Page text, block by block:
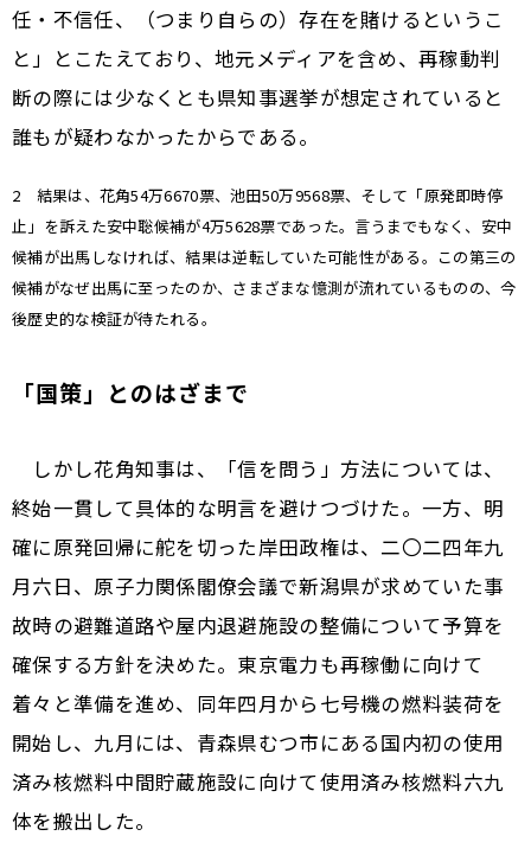
任・不信任、（つまり自らの）存在を賭けるというこ
と」とこたえており、地元メディアを含め、再稼動判
断の際には少なくとも県知事選挙が想定されていると
誰もが疑わなかったからである。
2 結果は、花角54万6670票、池田50万9568票、そして「原発即時停
止」を訴えた安中聡候補が4万5628票であった。言うまでもなく、安中
候補が出馬しなければ、結果は逆転していた可能性がある。この第三の
候補がなぜ出馬に至ったのか、さまざまな憶測が流れているものの、今
後歴史的な検証が待たれる。
「国策」とのはざまで
しかし花角知事は、「信を問う」方法については、
終始一貫して具体的な明言を避けつづけた。一方、明
確に原発回帰に舵を切った岸田政権は、二〇二四年九
月六日、原子力関係閣僚会議で新潟県が求めていた事
故時の避難道路や屋内退避施設の整備について予算を
確保する方針を決めた。東京電力も再稼働に向けて
着々と準備を進め、同年四月から七号機の燃料装荷を
開始し、九月には、青森県むつ市にある国内初の使用
済み核燃料中間貯蔵施設に向けて使用済み核燃料六九
体を搬出した。